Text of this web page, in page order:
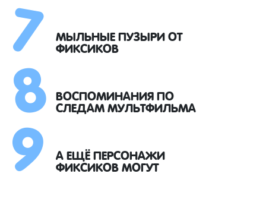
МЫЛЬНЫЕ ПУЗЫРИ ОТ
ФИКСИКОВ
ВОСПОМИНАНИЯ ПО
СЛЕДАМ МУЛЬТФИЛЬМА
А ЕЩЁ ПЕРСОНАЖИ
ФИКСИКОВ МОГУТ